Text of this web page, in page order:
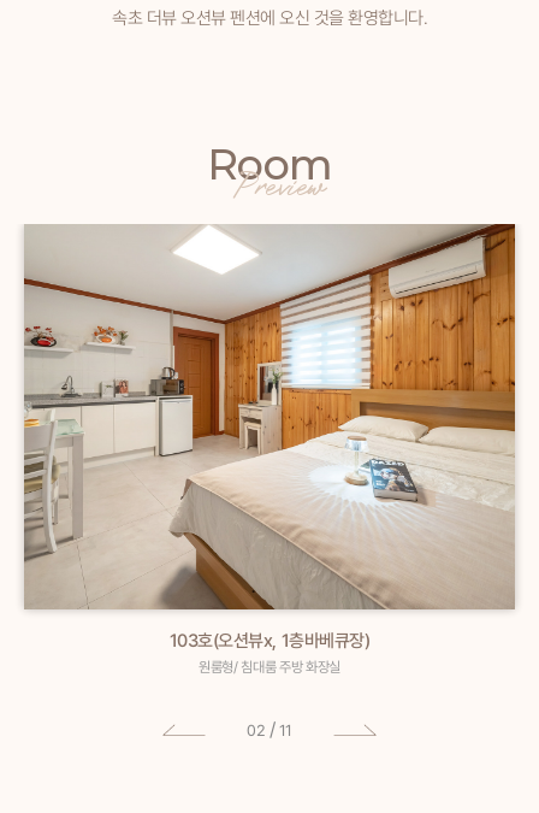
속초 더뷰 오션뷰 펜션에 오신 것을 환영합니다.
Room
Preview
201호(오션뷰/개별바베큐)
원룸형/ 침대룸 주방 화장실
03 / 11